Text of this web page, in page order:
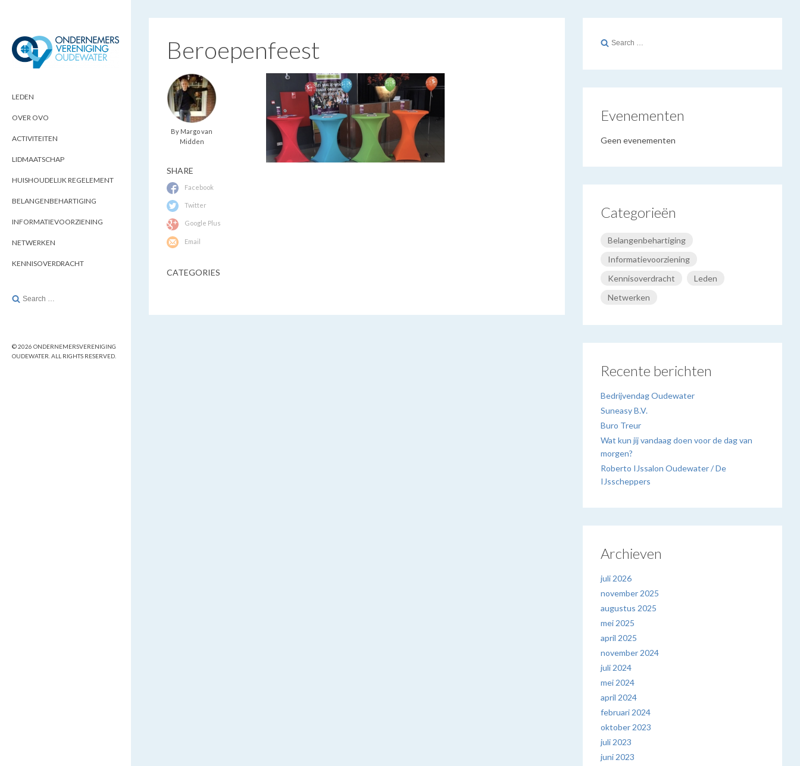
LEDEN
OVER OVO
ACTIVITEITEN
LIDMAATSCHAP
HUISHOUDELIJK REGELEMENT
BELANGENBEHARTIGING
INFORMATIEVOORZIENING
NETWERKEN
KENNISOVERDRACHT
Search
© 2026 ONDERNEMERSVERENIGING
OUDEWATER. ALL RIGHTS RESERVED.
Beroepenfeest
By Margo van
Midden
SHARE
Facebook
Twitter
Google Plus
Email
CATEGORIES
Search
Evenementen
Geen evenementen
Categorieën
Belangenbehartiging
Informatievoorziening
Kennisoverdracht
Leden
Netwerken
Recente berichten
Bedrijvendag Oudewater
Suneasy B.V.
Buro Treur
Wat kun jij vandaag doen voor de dag van
morgen?
Roberto IJssalon Oudewater / De
IJsscheppers
Archieven
juli 2026
november 2025
augustus 2025
mei 2025
april 2025
november 2024
juli 2024
mei 2024
april 2024
februari 2024
oktober 2023
juli 2023
juni 2023